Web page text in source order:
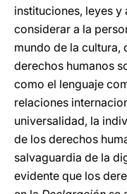
instituciones, leyes
considerar a la
mundo de la cultura,
derechos humanos
como el lenguaje
relaciones
universalidad, la
de los derechos
salvaguardia de la
evidente que los